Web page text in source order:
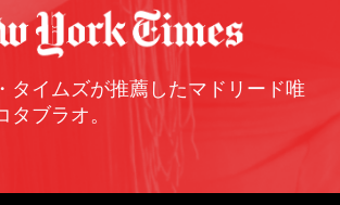
タイムズが推薦したマドリード唯
ブラオ。